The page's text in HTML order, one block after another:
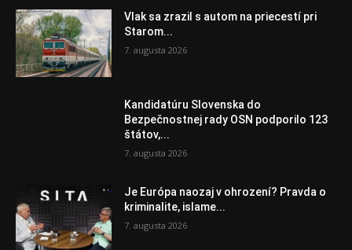
Vlak sa zrazil s autom na priecestí pri
Starom...
7. augusta 2026
Kandidatúru Slovenska do
Bezpečnostnej rady OSN podporilo 123
štátov,...
7. augusta 2026
Je Európa naozaj v ohrození? Pravda o
kriminalite, islame...
7. augusta 2026